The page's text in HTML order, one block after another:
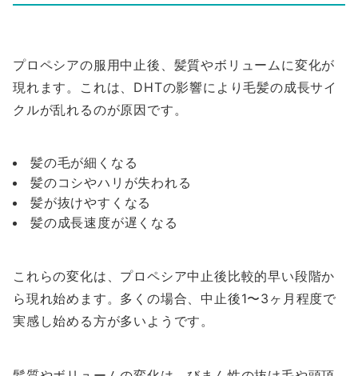
プロペシアの服用中止後、髪質やボリュームに変化が
現れます。これは、DHTの影響により毛髪の成長サイ
クルが乱れるのが原因です。
髪の毛が細くなる
髪のコシやハリが失われる
髪が抜けやすくなる
髪の成長速度が遅くなる
これらの変化は、プロペシア中止後比較的早い段階か
ら現れ始めます。多くの場合、中止後1〜3ヶ月程度で
実感し始める方が多いようです。